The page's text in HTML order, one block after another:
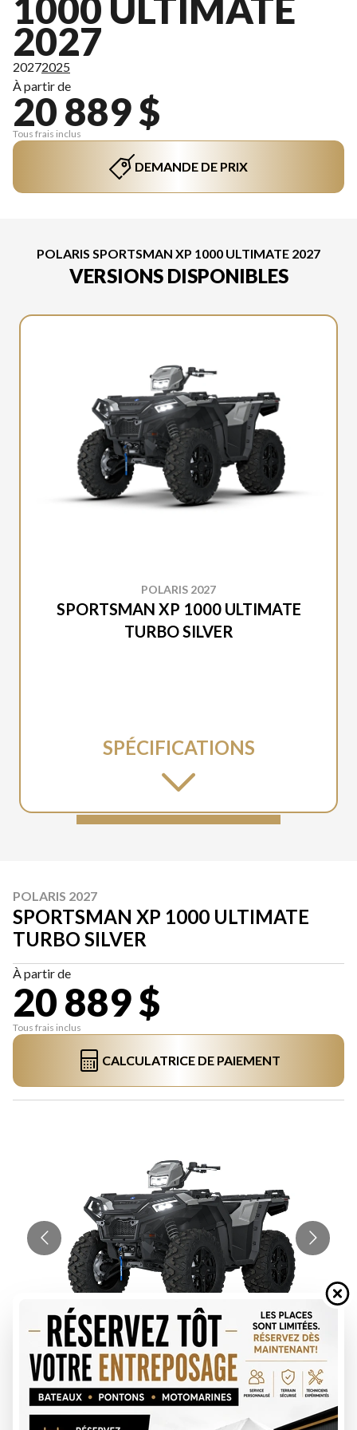
1000 ULTIMATE
2027
20272025
À partir de
20 889 $
Tous frais inclus
DEMANDE DE PRIX
POLARIS SPORTSMAN XP 1000 ULTIMATE 2027
VERSIONS DISPONIBLES
POLARIS 2027
SPORTSMAN XP 1000 ULTIMATE
TURBO SILVER
SPÉCIFICATIONS
POLARIS 2027
SPORTSMAN XP 1000 ULTIMATE
TURBO SILVER
À partir de
20 889 $
Tous frais inclus
CALCULATRICE DE PAIEMENT
DEMANDE DE FINANCEMENT